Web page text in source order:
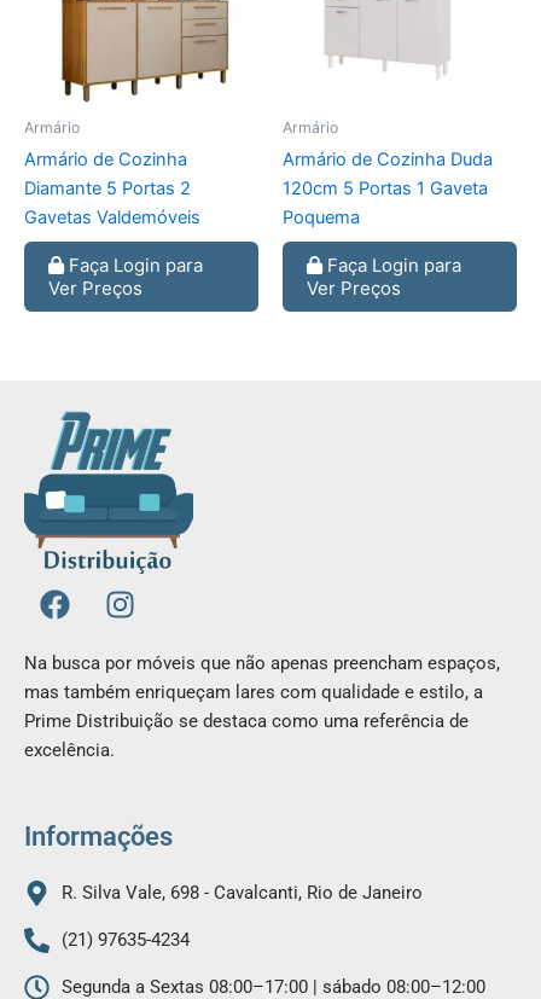
Armário
Armário de Cozinha
Diamante 5 Portas 2
Gavetas Valdemóveis
Faça Login para
Ver Preços
Armário
Armário de Cozinha Duda
120cm 5 Portas 1 Gaveta
Poquema
Faça Login para
Ver Preços
F
a
c
e
b
o
o
I
n
t
a
g
m
Na busca por móveis que não apenas preencham espaços,
mas também enriqueçam lares com qualidade e estilo, a
Prime Distribuição se destaca como uma referência de
excelência.
Informações
R. Silva Vale, 698 - Cavalcanti, Rio de Janeiro
(21) 97635-4234
Segunda a Sextas 08:00–17:00 | sábado 08:00–12:00